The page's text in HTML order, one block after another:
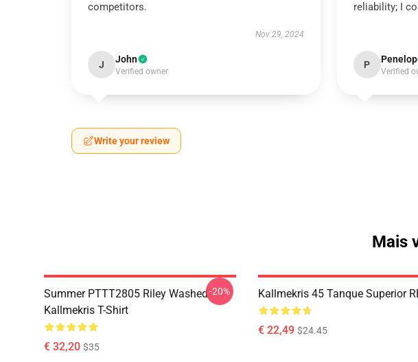
competitors.
Nov 29, 2024
J John
Verified owner
reliability; I
P
Verified
Write your review
Mais
Summer PTTT2805 Riley Washed
Kallmekris T-Shirt
€ 32,20 $35
-20% Kallmekris 45 Tanque Superior
€ 22,49 $24.45